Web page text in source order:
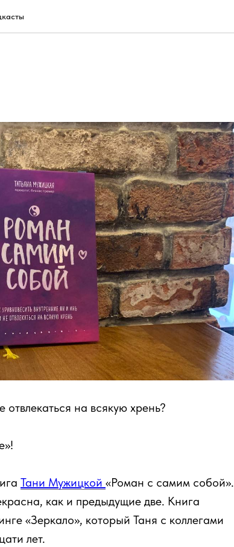
на всякую хрень?
Тани Мужицкой «Роман с самим собой».
как и предыдущие две. Книга
«Зеркало», который Таня с коллегами
лет.